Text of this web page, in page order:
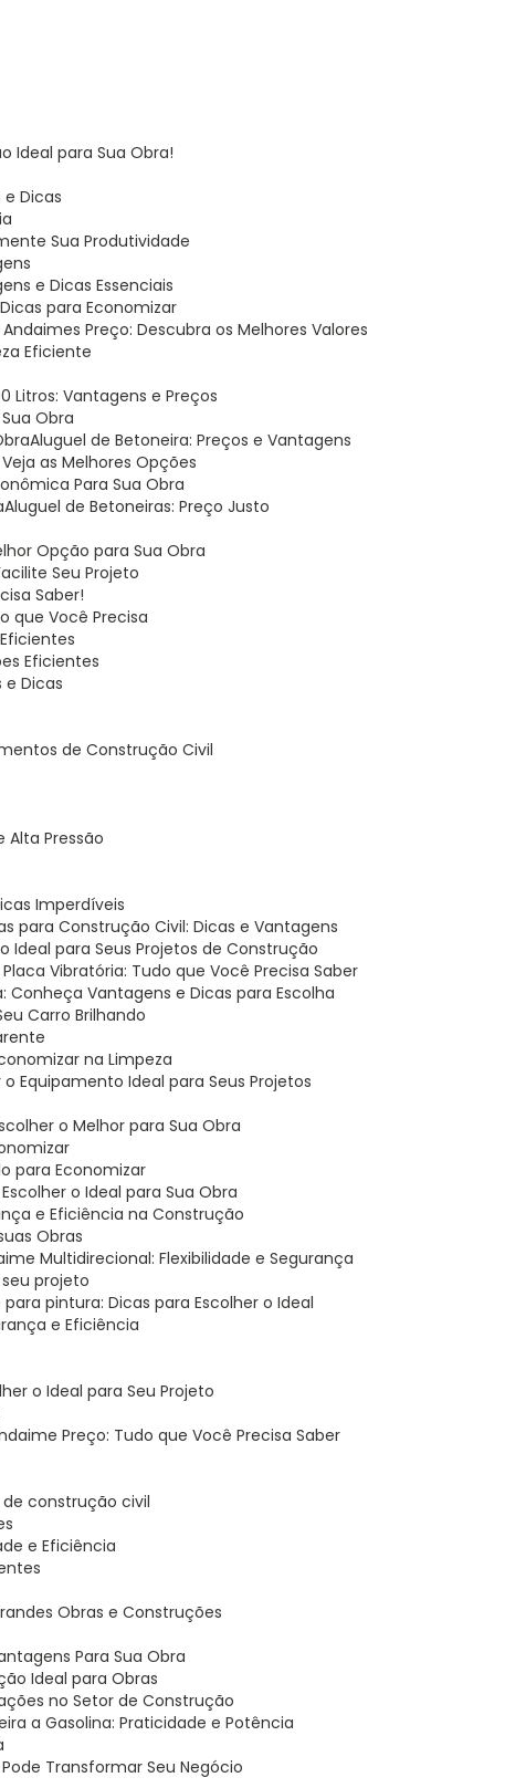
Ideal para Sua Obra!
e Dicas
Sua Produtividade
e Dicas Essenciais
para Economizar
Andaimes Preço: Descubra os Melhores Valores
Eficiente
Litros: Vantagens e Preços
Obra
Aluguel de Betoneira: Preços e Vantagens
as Melhores Opções
Para Sua Obra
Aluguel de Betoneiras: Preço Justo
Opção para Sua Obra
Seu Projeto
Saber!
que Você Precisa
Eficientes
e Dicas
de Construção Civil
Alta Pressão
Imperdíveis
para Construção Civil: Dicas e Vantagens
Ideal para Seus Projetos de Construção
Placa Vibratória: Tudo que Você Precisa Saber
Conheça Vantagens e Dicas para Escolha
Carro Brilhando
na Limpeza
o Equipamento Ideal para Seus Projetos
o Melhor para Sua Obra
para Economizar
o Ideal para Sua Obra
e Eficiência na Construção
Obras
Multidirecional: Flexibilidade e Segurança
projeto
para pintura: Dicas para Escolher o Ideal
e Eficiência
o Ideal para Seu Projeto
Preço: Tudo que Você Precisa Saber
de construção civil
e Eficiência
Obras e Construções
Para Sua Obra
Ideal para Obras
no Setor de Construção
a Gasolina: Praticidade e Potência
Transformar Seu Negócio